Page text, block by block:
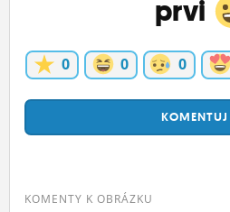
prvi
0 0 0
KOMENTUJ
KOMENTY K OBRÁZKU